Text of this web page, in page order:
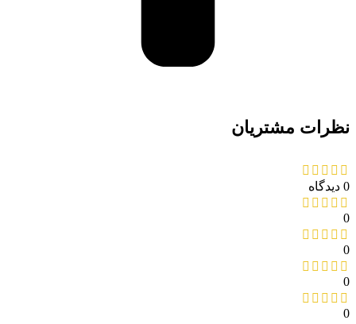
نظرات مشتریان
0 دیدگاه
0
0
0
0